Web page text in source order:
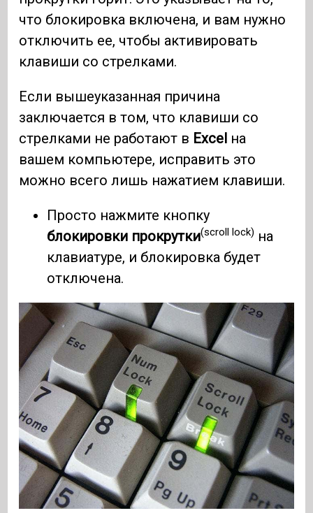
что блокировка включена, и вам нужно
отключить ее, чтобы активировать
клавиши со стрелками.
Если вышеуказанная причина
заключается в том, что клавиши со
стрелками не работают в Excel на
вашем компьютере, исправить это
можно всего лишь нажатием клавиши.
Просто нажмите кнопку
блокировки прокрутки(scroll lock) на
клавиатуре, и блокировка будет
отключена.